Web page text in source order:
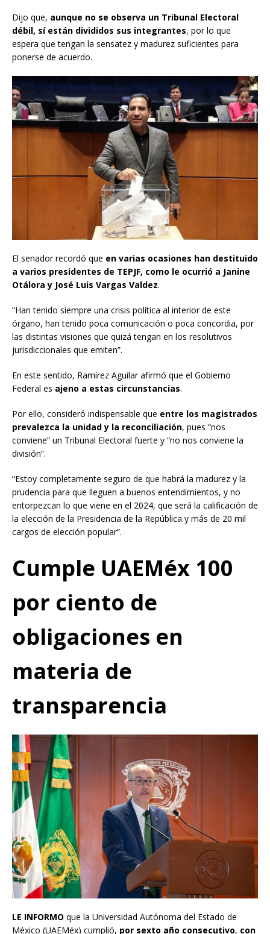
Dijo que, aunque no se observa un Tribunal Electoral
débil, sí están divididos sus integrantes, por lo que
espera que tengan la sensatez y madurez suficientes para
ponerse de acuerdo.
El senador recordó que en varias ocasiones han destituido
a varios presidentes de TEPJF, como le ocurrió a Janine
Otálora y José Luis Vargas Valdez.
“Han tenido siempre una crisis política al interior de este
órgano, han tenido poca comunicación o poca concordia, por
las distintas visiones que quizá tengan en los resolutivos
jurisdiccionales que emiten”.
En este sentido, Ramírez Aguilar afirmó que el Gobierno
Federal es ajeno a estas circunstancias.
Por ello, consideró indispensable que entre los magistrados
prevalezca la unidad y la reconciliación, pues “nos
conviene” un Tribunal Electoral fuerte y “no nos conviene la
división”.
“Estoy completamente seguro de que habrá la madurez y la
prudencia para que lleguen a buenos entendimientos, y no
entorpezcan lo que viene en el 2024, que será la calificación de
la elección de la Presidencia de la República y más de 20 mil
cargos de elección popular”.
Cumple UAEMéx 100
por ciento de
obligaciones en
materia de
transparencia
LE INFORMO que la Universidad Autónoma del Estado de
México (UAEMéx) cumplió, por sexto año consecutivo, con